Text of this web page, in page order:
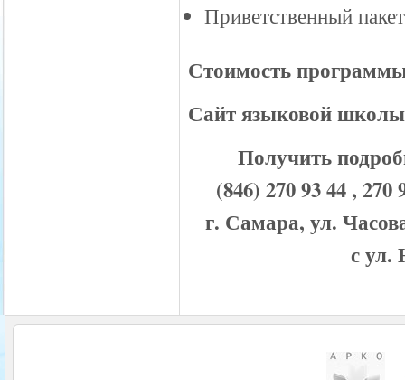
Приветственный
Стоимость
Сайт языковой
Получить
(846) 270 93 44 ,
г. Самара, ул.
с ул.